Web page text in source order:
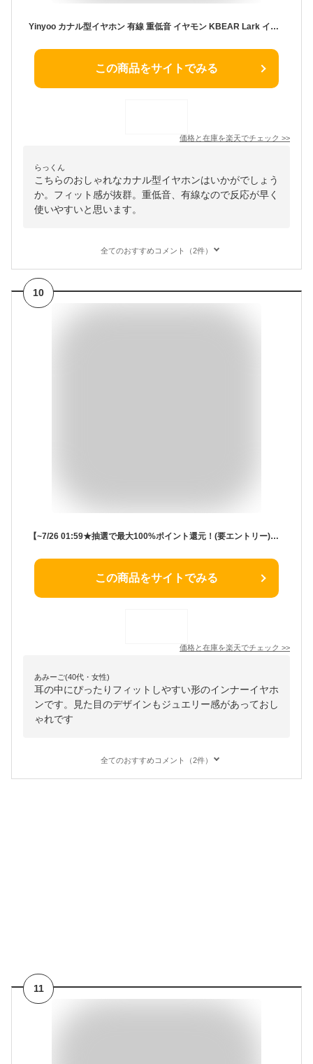
Yinyoo カナル型イヤホン 有線 重低音 イヤモン KBEAR Lark イヤホン 有線 モニター イヤホン イヤモニ カナル型 中華 イヤホン 2pinの銀メッキリケーブル対応 (緑 no microphone)
この商品をサイトでみる
価格と在庫を楽天でチェック >>
らっくん
こちらのおしゃれなカナル型イヤホンはいかがでしょう
か。フィット感が抜群。重低音、有線なので反応が早く
使いやすいと思います。
全てのおすすめコメント（2件）
10
【~7/26 01:59★抽選で最大100%ポイント還元！(要エントリー)】Whizzer Kylin HE01 カナル型 イヤホン 有線 リケーブル対応 イヤモニ 【送料無料】
この商品をサイトでみる
価格と在庫を楽天でチェック >>
あみーご(40代・女性)
耳の中にぴったりフィットしやすい形のインナーイヤホ
ンです。見た目のデザインもジュエリー感があっておし
ゃれです
全てのおすすめコメント（2件）
11